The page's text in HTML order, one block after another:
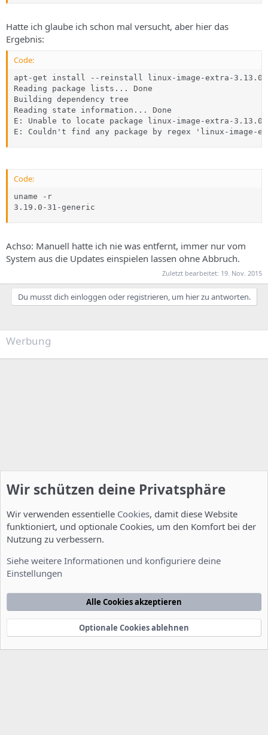
Hatte ich glaube ich schon mal versucht, aber hier das
Ergebnis:
Code:
apt-get install --reinstall linux-image-extra-3.13.0-
Reading package lists... Done
Building dependency tree
Reading state information... Done
E: Unable to locate package linux-image-extra-
E: Couldn't find any package by regex 'linux-image-
Code:
uname -r
3.19.0-31-generic
Achso: Manuell hatte ich nie was entfernt, immer nur vom
System aus die Updates einspielen lassen ohne Abbruch.
Zuletzt bearbeitet: 19. Nov. 2015
Du musst dich einloggen oder registrieren, um hier zu antworten.
Werbung
Nutzungsbedingungen Datenschutzerklärung
Startseite
e
Community platform by XenForo® © 2010-2022 XenForo Ltd.
xenDach©2010-2014
Wir schützen deine Privatsphäre
Wir verwenden essentielle Cookies, damit diese Website
funktioniert, und optionale Cookies, um den Komfort bei der
Nutzung zu verbessern.
Siehe weitere Informationen und konfiguriere deine
Einstellungen
Alle Cookies akzeptieren
Optionale Cookies ablehnen